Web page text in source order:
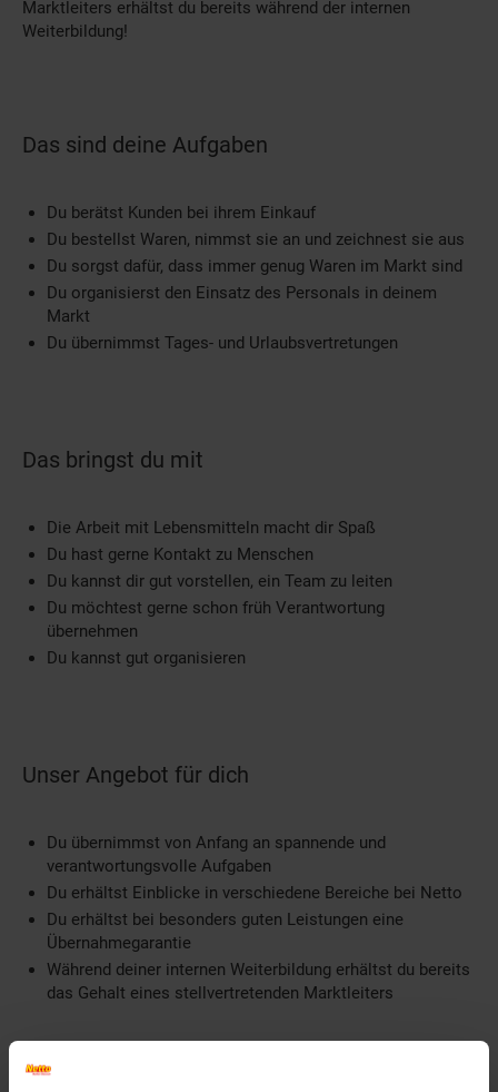
Marktleiters erhältst du bereits während der internen
Weiterbildung!
Das sind deine Aufgaben
Du berätst Kunden bei ihrem Einkauf
Du bestellst Waren, nimmst sie an und zeichnest sie aus
Du sorgst dafür, dass immer genug Waren im Markt sind
Du organisierst den Einsatz des Personals in deinem
Markt
Du übernimmst Tages- und Urlaubsvertretungen
Das bringst du mit
Die Arbeit mit Lebensmitteln macht dir Spaß
Du hast gerne Kontakt zu Menschen
Du kannst dir gut vorstellen, ein Team zu leiten
Du möchtest gerne schon früh Verantwortung
übernehmen
Du kannst gut organisieren
Unser Angebot für dich
Du übernimmst von Anfang an spannende und
verantwortungsvolle Aufgaben
Du erhältst Einblicke in verschiedene Bereiche bei Netto
Du erhältst bei besonders guten Leistungen eine
Übernahmegarantie
Während deiner internen Weiterbildung erhältst du bereits
das Gehalt eines stellvertretenden Marktleiters